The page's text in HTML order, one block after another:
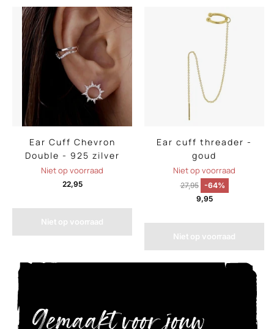
Ear Cuff Chevron
Double - 925 zilver
Niet op voorraad
22,95
Niet op voorraad
Ear cuff threader -
goud
Niet op voorraad
27,95
-64%
9,95
Niet op voorraad